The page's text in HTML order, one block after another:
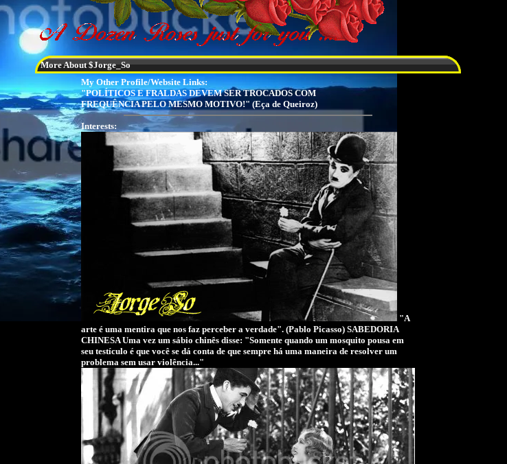
More About $Jorge_So
My Other Profile/Website Links:
"POLÍTICOS E FRALDAS DEVEM SER TROCADOS COM
FREQUÊNCIA PELO MESMO MOTIVO!" (Eça de Queiroz)
Interests:
"A
arte é uma mentira que nos faz perceber a verdade". (Pablo Picasso) SABEDORIA
CHINESA Uma vez um sábio chinês disse: "Somente quando um mosquito pousa em
seu testículo é que você se dá conta de que sempre há uma maneira de resolver um
problema sem usar violência..."